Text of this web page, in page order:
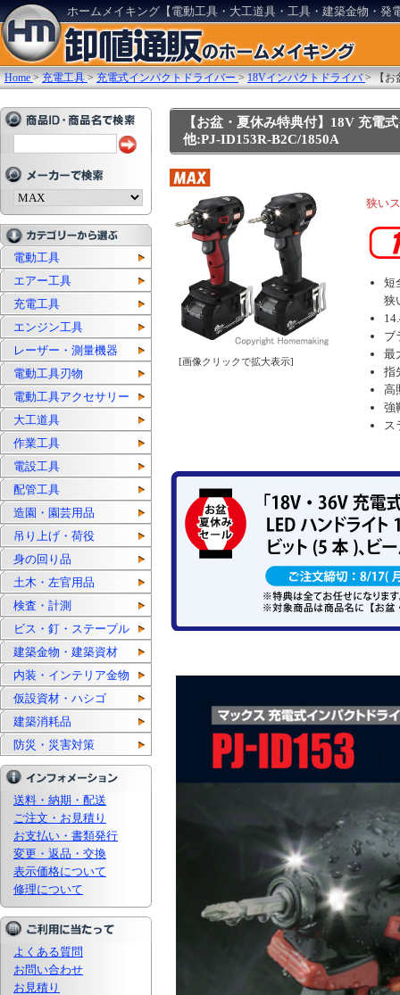
ホームメイキング【電動工具・大工道具・工具・建築金物・発
Home >充電工具 >充電式インパクトドライバー >18Vインパクトドライバ >【お
電動工具
エアー工具
充電工具
エンジン工具
レーザー・測量機器
電動工具刃物
電動工具アクセサリー
大工道具
作業工具
電設工具
配管工具
造園・園芸用品
吊り上げ・荷役
身の回り品
土木・左官用品
検査・計測
ビス・釘・ステープル
建築金物・建築資材
内装・インテリア金物
仮設資材・ハシゴ
建築消耗品
防災・災害対策
送料・納期・配送
ご注文・お見積り
お支払い・書類発行
変更・返品・交換
表示価格について
修理について
よくある質問
お問い合わせ
お見積り
【お盆・夏休み特典付】18V 充電
他:PJ-ID153R-B2C/1850A
[画像クリックで拡大表示]
狭い
短
狭
ブ
最
指
高
強
ス